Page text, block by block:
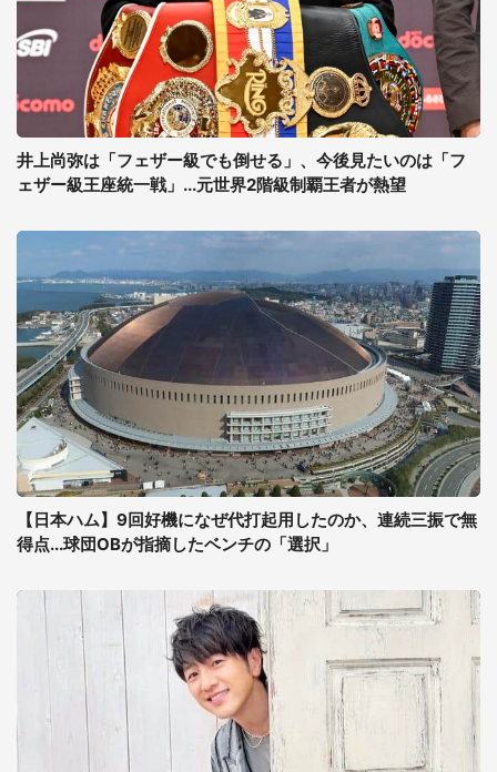
井上尚弥は「フェザー級でも倒せる」、今後見たいのは「フ
ェザー級王座統一戦」...元世界2階級制覇王者が熱望
【日本ハム】9回好機になぜ代打起用したのか、連続三振で無
得点...球団OBが指摘したベンチの「選択」